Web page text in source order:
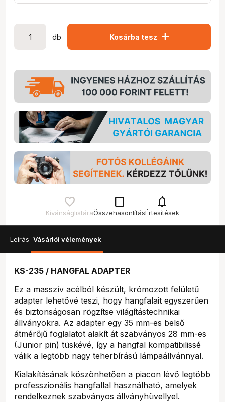
db Kosárba tesz add
Kívánságlistára
check_box_outline_blank
Összehasonlítás
notifications
Értesítések
Leírás Vásárlói vélemények
KS-235 / HANGFAL ADAPTER
Ez a masszív acélból készült, krómozott felületű
adapter lehetővé teszi, hogy hangfalait egyszerűen
és biztonságosan rögzítse világítástechnikai
állványokra. Az adapter egy 35 mm-es belső
átmérőjű foglalatot alakít át szabványos 28 mm-es
(Junior pin) tüskévé, így a hangfal kompatibilissé
válik a legtöbb nagy teherbírású lámpaállvánnyal.
Kialakításának köszönhetően a piacon lévő legtöbb
professzionális hangfallal használható, amelyek
rendelkeznek szabványos állványhüvellyel.